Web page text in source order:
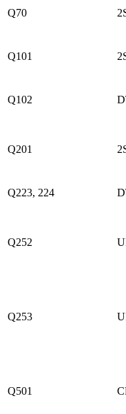
Q70
Q101
Q102
Q201
Q223, 224
Q252
Q253
Q501